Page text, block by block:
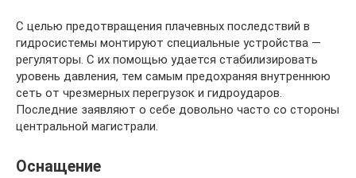
С целью предотвращения плачевных последствий в
гидросистемы монтируют специальные устройства —
регуляторы. С их помощью удается стабилизировать
уровень давления, тем самым предохраняя внутреннюю
сеть от чрезмерных перегрузок и гидроударов.
Последние заявляют о себе довольно часто со стороны
центральной магистрали.
Оснащение